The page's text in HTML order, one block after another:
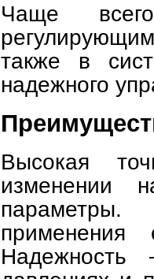
Чаще
также в
надежного
Высокая
изменении
параметры.
применения
Надежность